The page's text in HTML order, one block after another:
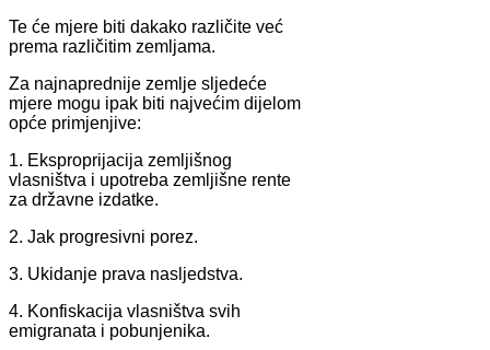
Te će mjere biti dakako različite već
prema različitim zemljama.
Za najnaprednije zemlje sljedeće
mjere mogu ipak biti najvećim dijelom
opće primjenjive:
1. Eksproprijacija zemljišnog
vlasništva i upotreba zemljišne rente
za državne izdatke.
2. Jak progresivni porez.
3. Ukidanje prava nasljedstva.
4. Konfiskacija vlasništva svih
emigranata i pobunjenika.